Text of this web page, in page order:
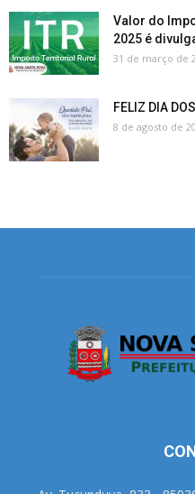
Valor do
2025 é
31 de março de
FELIZ DIA
8 de agosto de